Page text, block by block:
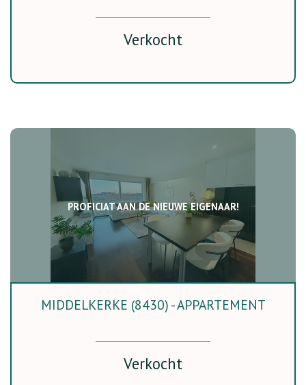
Verkocht
PROFICIAT AAN DE NIEUWE EIGENAAR!
51 m² 1 1
MIDDELKERKE (8430) - APPARTEMENT
Verkocht